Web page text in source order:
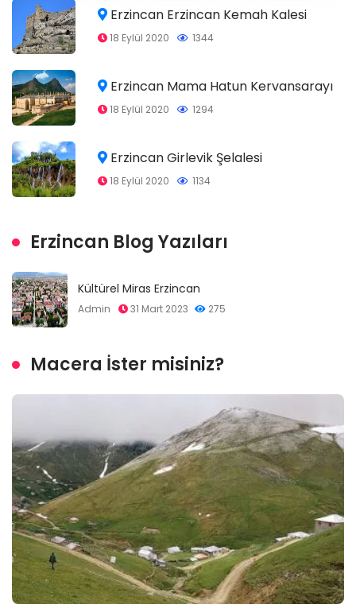
Erzincan Erzincan Kemah Kalesi
18 Eylül 2020 1344
Erzincan Mama Hatun Kervansarayı
18 Eylül 2020 1294
Erzincan Girlevik Şelalesi
18 Eylül 2020 1134
Erzincan Blog Yazıları
Kültürel Miras Erzincan
Admin 31 Mart 2023 275
Macera İster misiniz?